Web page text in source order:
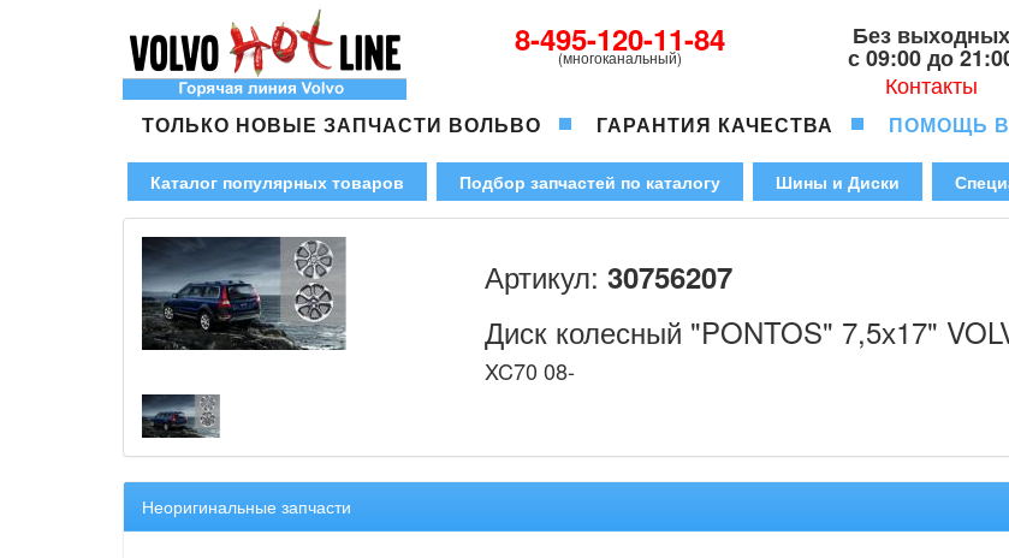
8-495-120-11-84
(многоканальный)
Без выходных
с 09:00 до
Контакты
ТОЛЬКО НОВЫЕ ЗАПЧАСТИ ВОЛЬВО ГАРАНТИЯ КАЧЕСТВА ПОМОЩЬ
Каталог популярных товаров Подбор запчастей по каталогу Шины и Диски
Артикул: 30756207
Диск колесный "PONTOS" 7,5х17"
XC70 08-
Неоригинальные запчасти